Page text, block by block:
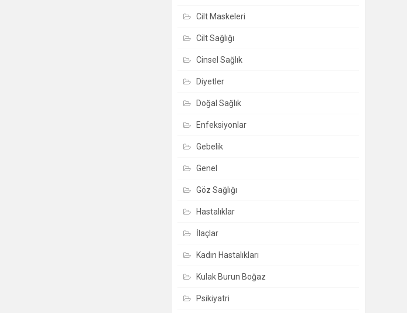
Cilt Maskeleri
Cilt Sağlığı
Cinsel Sağlık
Diyetler
Doğal Sağlık
Enfeksiyonlar
Gebelik
Genel
Göz Sağlığı
Hastalıklar
İlaçlar
Kadın Hastalıkları
Kulak Burun Boğaz
Psikiyatri